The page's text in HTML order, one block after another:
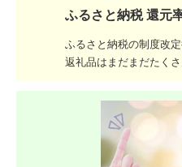
ふるさと納税 還元
ふるさと納税の制度改
返礼品はまだまだたくさ